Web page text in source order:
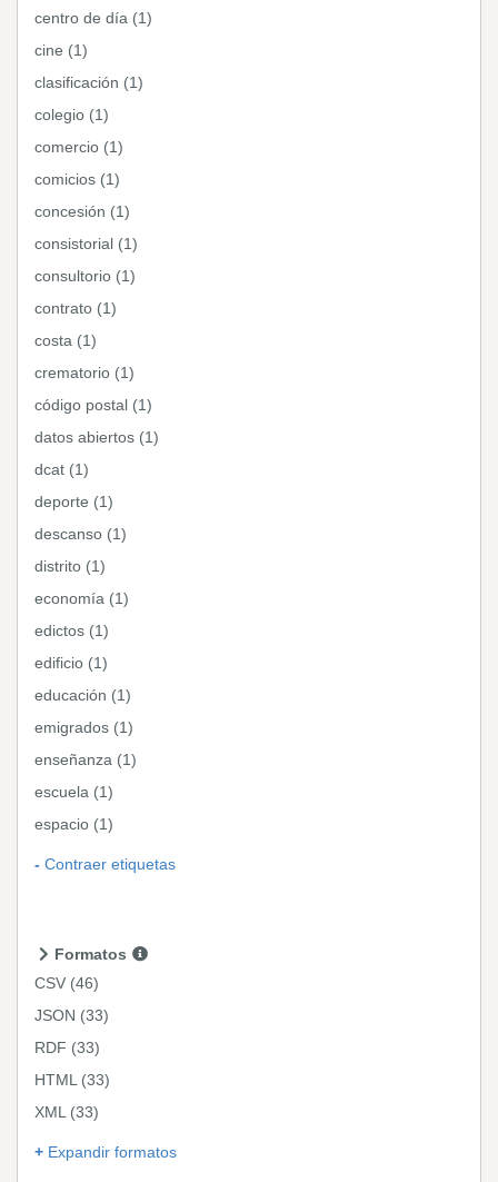
centro de día (1)
cine (1)
clasificación (1)
colegio (1)
comercio (1)
comicios (1)
concesión (1)
consistorial (1)
consultorio (1)
contrato (1)
costa (1)
crematorio (1)
código postal (1)
datos abiertos (1)
dcat (1)
deporte (1)
descanso (1)
distrito (1)
economía (1)
edictos (1)
edificio (1)
educación (1)
emigrados (1)
enseñanza (1)
escuela (1)
espacio (1)
Contraer etiquetas
Formatos
CSV (46)
JSON (33)
RDF (33)
HTML (33)
XML (33)
Expandir formatos